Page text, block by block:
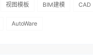
视图模板 BIM建模 CAD
AutoWare